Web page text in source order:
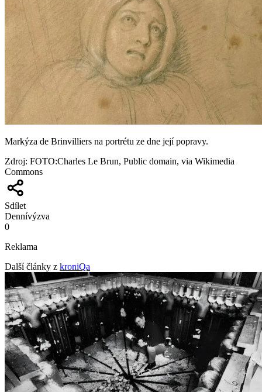
Markýza de Brinvilliers na portrétu ze dne její popravy.
Zdroj: FOTO:Charles Le Brun, Public domain, via Wikimedia
Commons
Sdílet
Dennívýzva
0
Reklama
Další články z kroniQa